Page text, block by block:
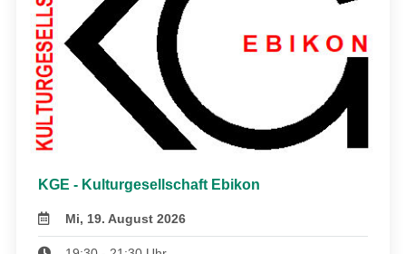
KGE - Kulturgesellschaft Ebikon
Mi, 19. August 2026